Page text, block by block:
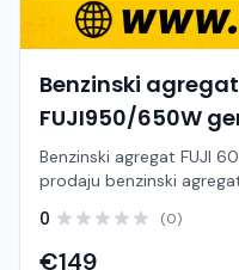
Benzinski agregat
FUJI950/650W
Benzinski agregat FUJI
prodaju benzinski
doći kada nestane
mjestima bez pristupa
0 (0)
€149